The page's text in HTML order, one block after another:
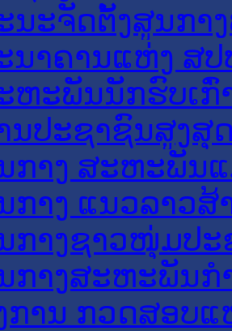
ນະຈັດຕັ້ງສູນກາ
ນາຄານແຫ່ງ ສປ
ຫະພັນນັກຮົບເກົ່
ນປະຊາຊົນສູງສຸ
ກາງ ສະຫະພັນ
ກາງ ແນວລາວສ້
ກາງຊາວໜຸ່ມປະ
ກາງສະຫະພັນກ
ການ ກວດສອບແ